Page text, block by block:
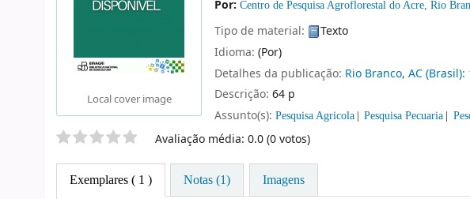
Local cover image
Por: Centro de Pesquisa Agroflorestal do Acre, Rio
Tipo de material:
Texto
Idioma: (Por)
Detalhes da publicação: Rio Branco, AC (Brasil):
Descrição: 64 p
Assunto(s): Pesquisa Agricola Pesquisa Pecuaria
Classificação por estrelasAvaliação média: 0.0 (0 votos)
Exemplares ( 1 ) Notas (1) Imagens